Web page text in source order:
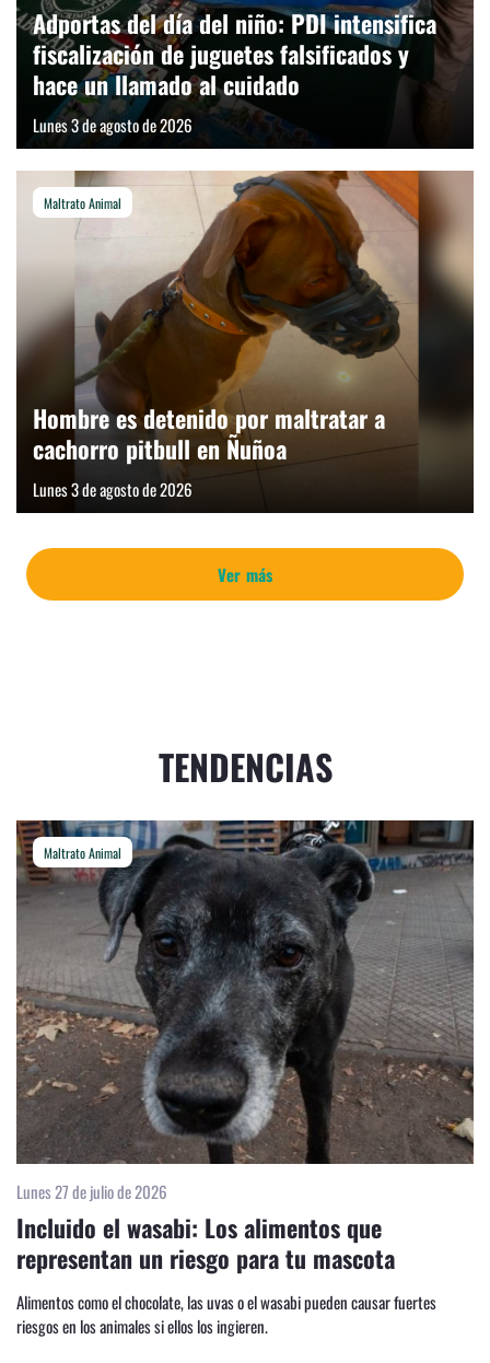
Ver más
Adportas del día del niño: PDI intensifica
fiscalización de juguetes falsificados y
hace un llamado al cuidado
Lunes 3 de agosto de 2026
Maltrato Animal
Hombre es detenido por maltratar a
cachorro pitbull en Ñuñoa
Lunes 3 de agosto de 2026
TENDENCIAS
Maltrato Animal
Lunes 27 de julio de 2026
Incluido el wasabi: Los alimentos que
representan un riesgo para tu mascota
Alimentos como el chocolate, las uvas o el wasabi pueden causar fuertes
riesgos en los animales si ellos los ingieren.